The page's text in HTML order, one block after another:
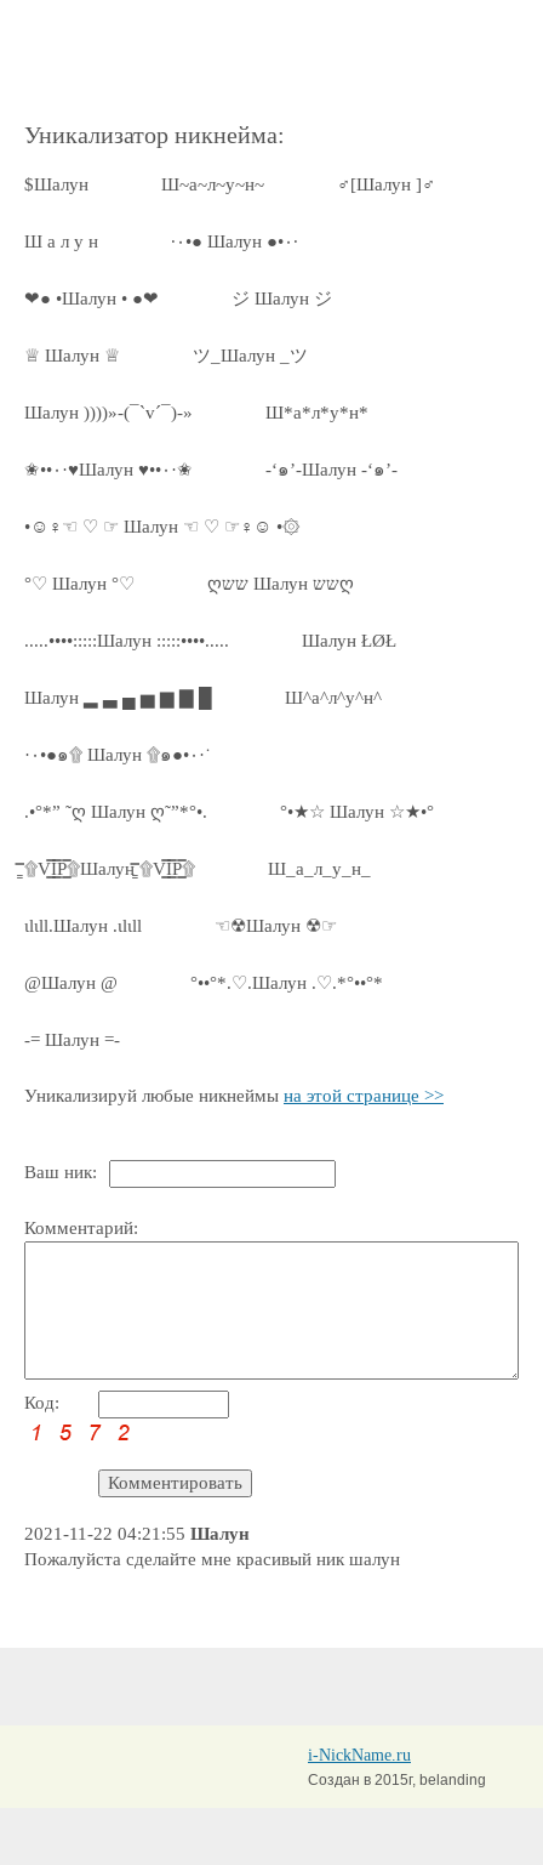
Уникализатор никнейма:
$Шалун Ш~а~л~у~н~ ♂[Шалун ]♂
Ш а л у н ·٠•● Шалун ●•٠·
❤● •Шалун • ●❤ ジ Шалун ジ
♕ Шалун ♕ ツ_Шалун _ツ
Шалун ))))»-(¯`v´¯)-» Ш*а*л*у*н*
✬••٠·♥Шалун ♥••٠·✬ -‘๑’-Шалун -‘๑’-
•☺♀☜ ♡ ☞ Шалун ☜ ♡ ☞♀☺ •۞
°♡ Шалун °♡ ღשש Шалун ששღ
.....••••:::::Шалун :::::••••..... Шалун ŁØŁ
Шалун ▂ ▃ ▄ ▅ ▆ ▇ █ Ш^а^л^у^н^
·٠•●๑۩ Шалун ۩๑●•٠·˙
.•°*” ˜ღ Шалун ღ˜”*°•. °•★☆ Шалун ☆★•°
۩͇̿V͇̿I͇̿P͇̿۩Шалун ۩͇̿V͇̿I͇̿P͇̿۩ Ш_а_л_у_н_
ιlιll.Шалун .ιlιll ☜☢Шалун ☢☞
@Шалун @ °••°*.♡.Шалун .♡.*°••°*
-= Шалун =-
Уникализируй любые никнеймы на этой странице >>
Ваш ник:
Комментарий:
Код:
2021-11-22 04:21:55 Шалун
Пожалуйста сделайте мне красивый ник шалун
i-NickName.ru
Создан в 2015г, belanding